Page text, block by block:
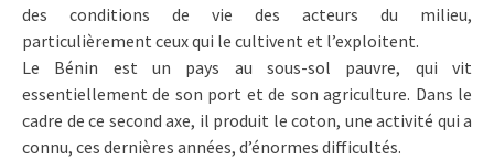
des conditions de vie des acteurs du milieu,
particulièrement ceux qui le cultivent et l’exploitent.
Le Bénin est un pays au sous-sol pauvre, qui vit
essentiellement de son port et de son agriculture. Dans le
cadre de ce second axe, il produit le coton, une activité qui a
connu, ces dernières années, d’énormes difficultés.